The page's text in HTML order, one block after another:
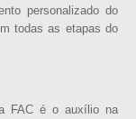
personalizado do
todas as etapas do
FAC é o auxílio na